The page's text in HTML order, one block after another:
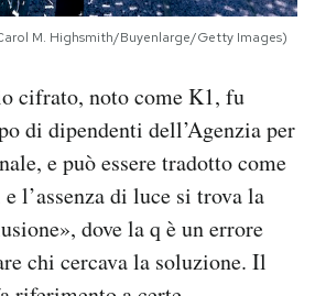
M. Highsmith/Buyenlarge/Getty Images)
cifrato, noto come K1, fu
di dipendenti dell’Agenzia per
e può essere tradotto come
l’assenza di luce si trova la
dove la q è un errore
chi cercava la soluzione. Il